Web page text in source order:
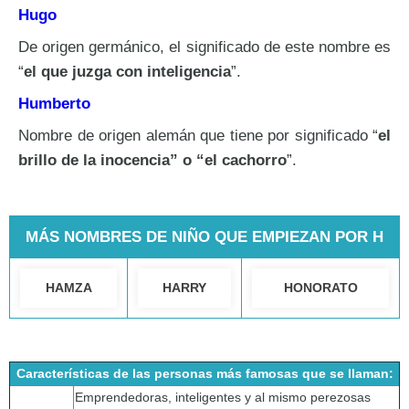
Hugo
De origen germánico, el significado de este nombre es
“el que juzga con inteligencia”.
Humberto
Nombre de origen alemán que tiene por significado “el
brillo de la inocencia” o “el cachorro”.
MÁS NOMBRES DE NIÑO QUE EMPIEZAN POR H
HAMZA HARRY HONORATO
Características de las personas más famosas que se llaman:
Emprendedoras, inteligentes y al mismo perezosas